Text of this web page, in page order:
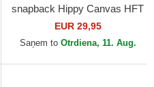
snapback Hippy Canvas HFT
EUR 29,95
Saņem to Otrdiena, 11. Aug.